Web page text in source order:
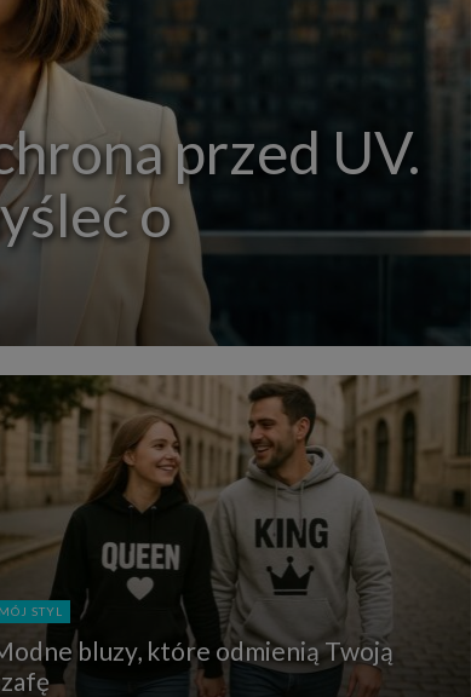
przed UV.
o
MÓJ STYL
bluzy, które odmienią Twoją